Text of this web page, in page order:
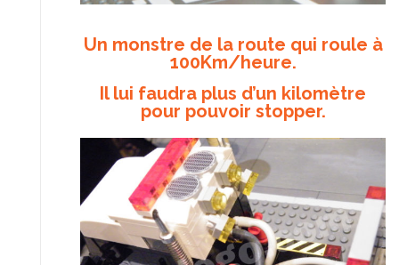
Un monstre de la route qui roule à
100Km/heure.
Il lui faudra plus d’un kilomètre
pour pouvoir stopper.